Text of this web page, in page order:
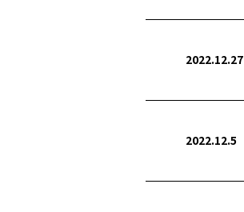
2022.12.27
2022.12.5